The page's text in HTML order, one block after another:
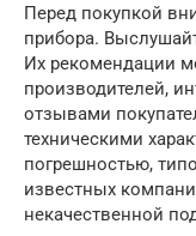
Перед покупкой
прибора.
Их рекомендации
производителей,
отзывами
техническими
погрешностью,
известных
некачественной